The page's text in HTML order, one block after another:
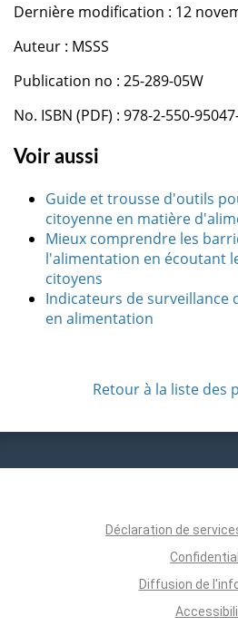
Dernière modification : 12
Auteur : MSSS
Publication no : 25-289-05W
No. ISBN (PDF) : 978-2-550-
Voir aussi
Guide et trousse d'outils
citoyenne en matière
Mieux comprendre les
l'alimentation en écoutant
citoyens
Indicateurs de surveillance
en alimentation
Retour à la liste des
Déclaration de
Diffusion de